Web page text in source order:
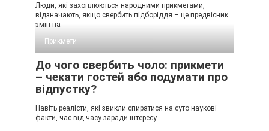
Люди, які захоплюються народними прикметами,
відзначають, якщо свербить підборіддя – це предвісник
змін на
Прикмети
До чого свербить чоло: прикмети
– чекати гостей або подумати про
відпустку?
Навіть реалісти, які звикли спиратися на суто наукові
факти, час від часу заради інтересу